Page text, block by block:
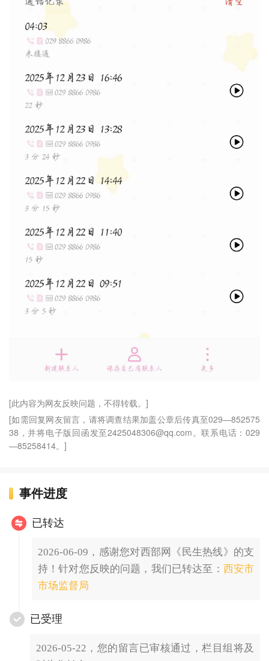
[此内容为网友反映问题，不得转载。]
[如需回复网友留言，请将调查结果加盖公章后传真至029—852575
38，并将电子版回函发至2425048306@qq.com。联系电话：029
—85258414。]
事件进度
已转达
2026-06-09，感谢您对西部网《民生热线》的支
持！针对您反映的问题，我们已转达至： 西安市
市场监督局
已受理
2026-05-22，您的留言已审核通过，栏目组将及